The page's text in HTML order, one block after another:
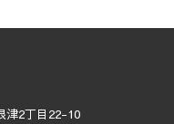
津2丁目22-10